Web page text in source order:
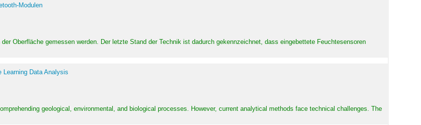
Modulen
Oberfläche gemessen werden. Der letzte Stand der Technik ist dadurch gekennzeichnet, dass eingebettete Feuchtesensoren
Data Analysis
geological, environmental, and biological processes. However, current analytical methods face technical challenges. The